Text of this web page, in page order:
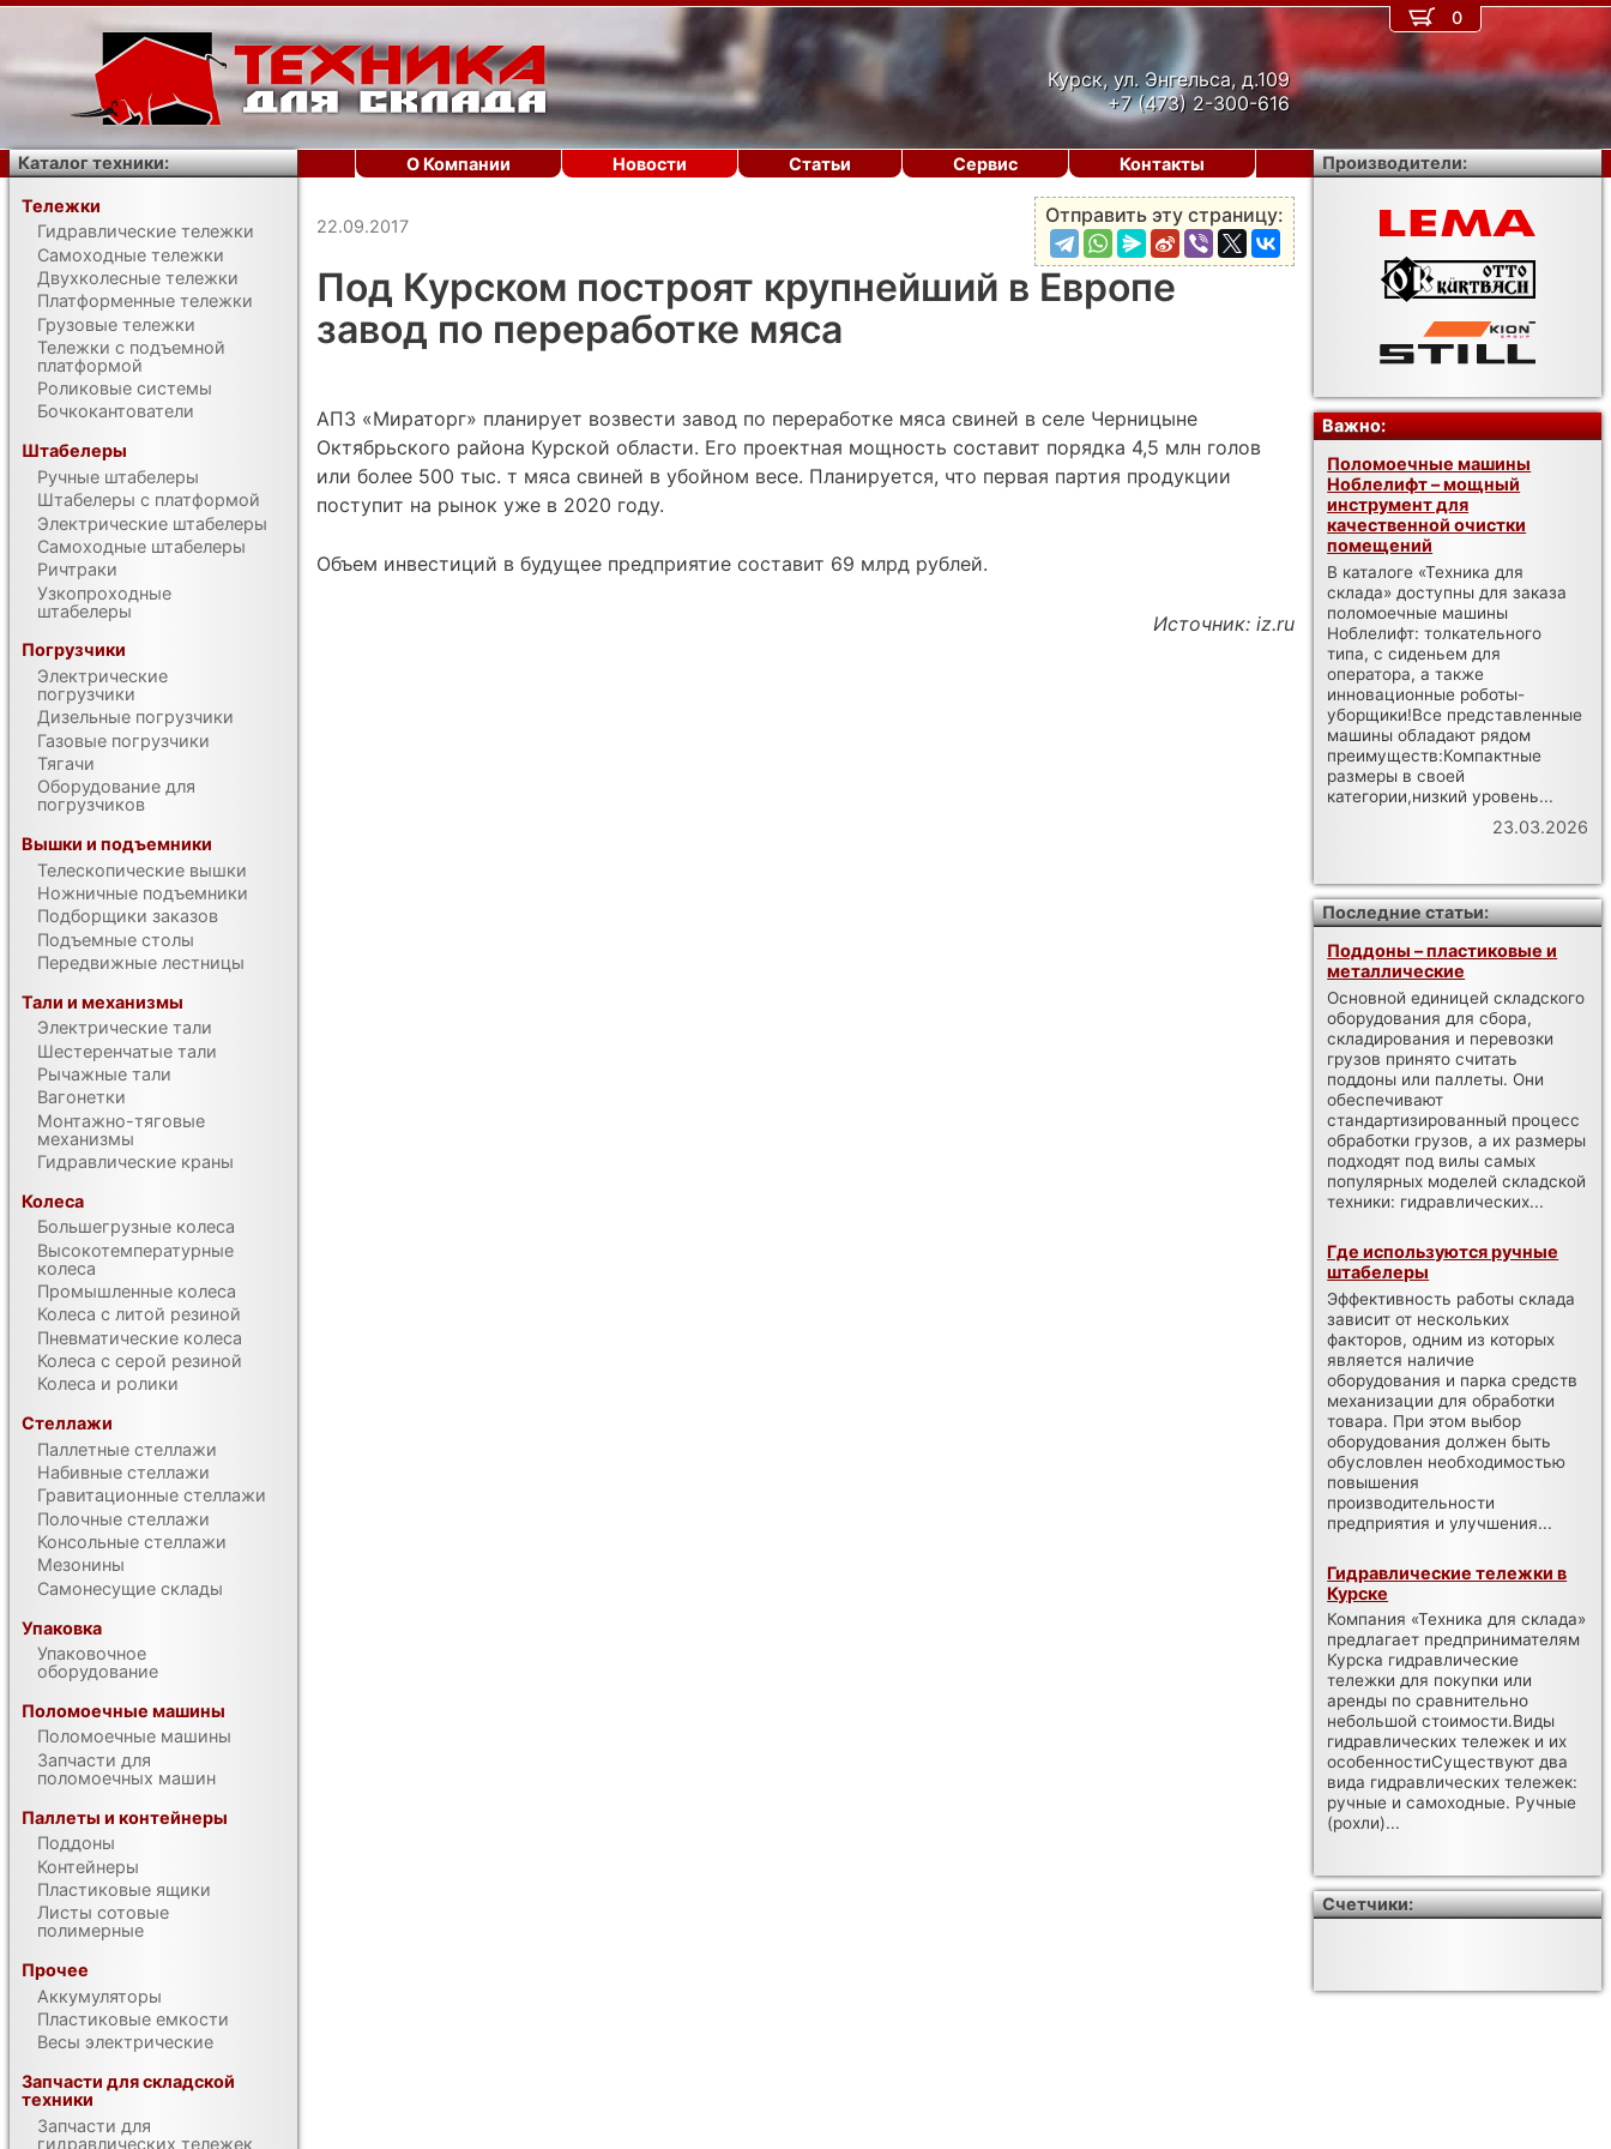
Курск, ул. Энгельса, д.109
+7 (473) 2-300-616
Отправить эту страницу:
22.09.2017
Под Курском построят крупнейший в Европе
завод по переработке мяса
АПЗ «Мираторг» планирует возвести завод по переработке мяса свиней в селе Черницыне
Октябрьского района Курской области. Его проектная мощность составит порядка 4,5 млн голов
или более 500 тыс. т мяса свиней в убойном весе. Планируется, что первая партия продукции
поступит на рынок уже в 2020 году.
Объем инвестиций в будущее предприятие составит 69 млрд рублей.
Источник: iz.ru
0
О Компании Новости Статьи Сервис Контакты
Каталог техники:
Тележки
Гидравлические тележки
Самоходные тележки
Двухколесные тележки
Платформенные тележки
Грузовые тележки
Тележки с подъемной
платформой
Роликовые системы
Бочкокантователи
Штабелеры
Ручные штабелеры
Штабелеры с платформой
Электрические штабелеры
Самоходные штабелеры
Ричтраки
Узкопроходные
штабелеры
Погрузчики
Электрические
погрузчики
Дизельные погрузчики
Газовые погрузчики
Тягачи
Оборудование для
погрузчиков
Вышки и подъемники
Телескопические вышки
Ножничные подъемники
Подборщики заказов
Подъемные столы
Передвижные лестницы
Тали и механизмы
Электрические тали
Шестеренчатые тали
Рычажные тали
Вагонетки
Монтажно-тяговые
механизмы
Гидравлические краны
Колеса
Большегрузные колеса
Высокотемпературные
колеса
Промышленные колеса
Колеса с литой резиной
Пневматические колеса
Колеса с серой резиной
Колеса и ролики
Стеллажи
Паллетные стеллажи
Набивные стеллажи
Гравитационные стеллажи
Полочные стеллажи
Консольные стеллажи
Мезонины
Самонесущие склады
Упаковка
Упаковочное
оборудование
Поломоечные машины
Поломоечные машины
Запчасти для
поломоечных машин
Паллеты и контейнеры
Поддоны
Контейнеры
Пластиковые ящики
Листы сотовые
полимерные
Прочее
Аккумуляторы
Пластиковые емкости
Весы электрические
Запчасти для складской
техники
Запчасти для
гидравлических тележек
Производители:
Важно:
Поломоечные машины
Ноблелифт – мощный
инструмент для
качественной очистки
помещений
В каталоге «Техника для
склада» доступны для заказа
поломоечные машины
Ноблелифт: толкательного
типа, с сиденьем для
оператора, а также
инновационные роботы-
уборщики!Все представленные
машины обладают рядом
преимуществ:Компактные
размеры в своей
категории,низкий уровень...
23.03.2026
Последние статьи:
Поддоны – пластиковые и
металлические
Основной единицей складского
оборудования для сбора,
складирования и перевозки
грузов принято считать
поддоны или паллеты. Они
обеспечивают
стандартизированный процесс
обработки грузов, а их размеры
подходят под вилы самых
популярных моделей складской
техники: гидравлических...
Где используются ручные
штабелеры
Эффективность работы склада
зависит от нескольких
факторов, одним из которых
является наличие
оборудования и парка средств
механизации для обработки
товара. При этом выбор
оборудования должен быть
обусловлен необходимостью
повышения
производительности
предприятия и улучшения...
Гидравлические тележки в
Курске
Компания «Техника для склада»
предлагает предпринимателям
Курска гидравлические
тележки для покупки или
аренды по сравнительно
небольшой стоимости.Виды
гидравлических тележек и их
особенностиСуществуют два
вида гидравлических тележек:
ручные и самоходные. Ручные
(рохли)...
Счетчики: